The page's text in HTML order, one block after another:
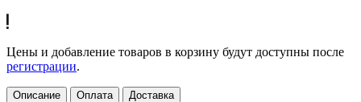
Цены и добавление товаров в корзину будут доступны после
регистрации.
Описание Оплата Доставка